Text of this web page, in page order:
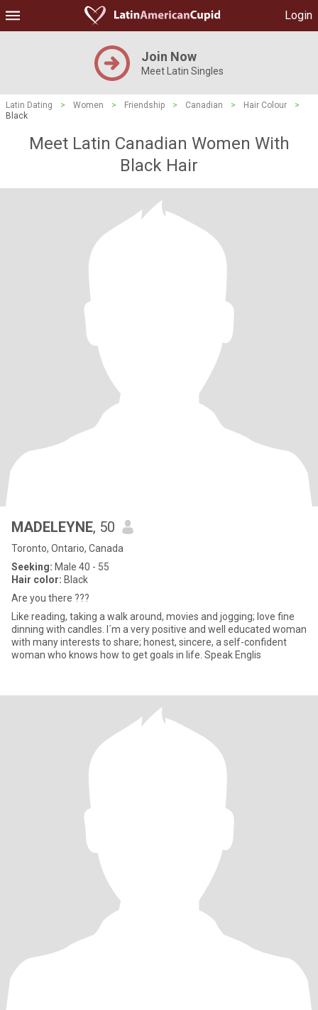
Login
Join Now
Meet Latin Singles
Latin Dating > Women > Friendship > Canadian > Hair Colour
>
Black
Meet Latin Canadian Women With
Black Hair
MADELEYNE, 50
Toronto, Ontario, Canada
Seeking: Male 40 - 55
Hair color: Black
Are you there ???
Like reading, taking a walk around, movies and jogging; love fine
dinning with candles. I´m a very positive and well educated woman
with many interests to share; honest, sincere, a self-confident
woman who knows how to get goals in life. Speak Englis